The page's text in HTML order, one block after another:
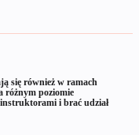
się również w ramach
różnym poziomie
i brać udział